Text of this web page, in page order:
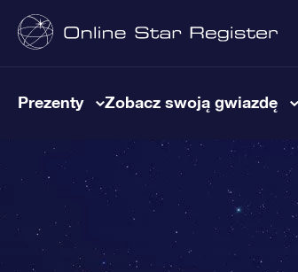
Prezenty Zobacz swoją gwiazdę